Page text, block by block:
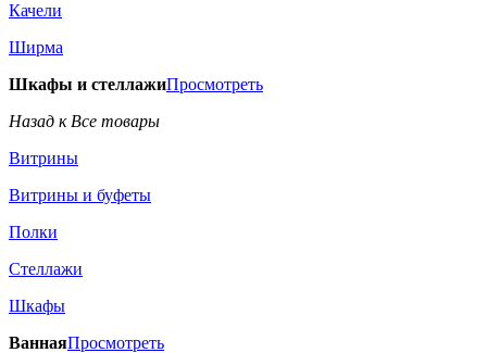
Качели
Ширма
Шкафы и стеллажиПросмотреть
Назад к Все товары
Витрины
Витрины и буфеты
Полки
Стеллажи
Шкафы
ВаннаяПросмотреть